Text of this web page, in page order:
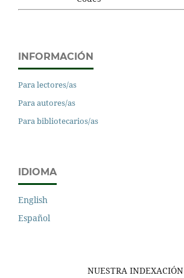
INFORMACIÓN
Para lectores/as
Para autores/as
Para bibliotecarios/as
IDIOMA
English
Español
NUESTRA INDEXACIÓN